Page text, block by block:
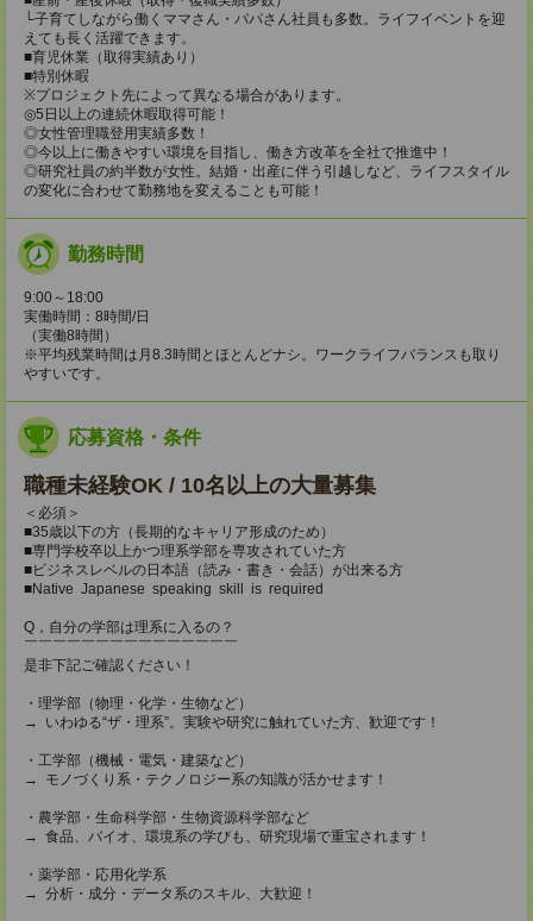
└子育てしながら働くママさん・パパさん社員も多数。ライフイベントを迎
えても長く活躍できます。
■育児休業（取得実績あり）
■特別休暇
※プロジェクト先によって異なる場合があります。
◎5日以上の連続休暇取得可能！
◎女性管理職登用実績多数！
◎今以上に働きやすい環境を目指し、働き方改革を全社で推進中！
◎研究社員の約半数が女性。結婚・出産に伴う引越しなど、ライフスタイル
の変化に合わせて勤務地を変えることも可能！
勤務時間
9:00～18:00
実働時間：8時間/日
（実働8時間）
※平均残業時間は月8.3時間とほとんどナシ。ワークライフバランスも取り
やすいです。
応募資格・条件
職種未経験OK / 10名以上の大量募集
＜必須＞
■35歳以下の方（長期的なキャリア形成のため）
■専門学校卒以上かつ理系学部を専攻されていた方
■ビジネスレベルの日本語（読み・書き・会話）が出来る方
■Native Japanese speaking skill is required
Q，自分の学部は理系に入るの？
￣￣￣￣￣￣￣￣￣￣￣￣￣￣￣
是非下記ご確認ください！
・理学部（物理・化学・生物など）
→ いわゆる“ザ・理系”。実験や研究に触れていた方、歓迎です！
・工学部（機械・電気・建築など）
→ モノづくり系・テクノロジー系の知識が活かせます！
・農学部・生命科学部・生物資源科学部など
→ 食品、バイオ、環境系の学びも、研究現場で重宝されます！
・薬学部・応用化学系
→ 分析・成分・データ系のスキル、大歓迎！